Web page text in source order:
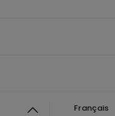
Français